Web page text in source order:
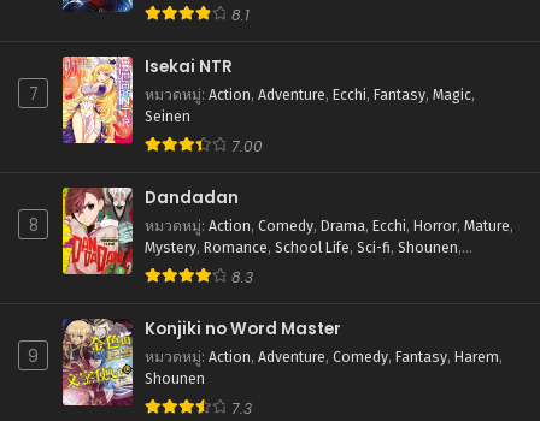
Supernatural 8.1
7
Isekai NTR
หมวดหมู่: Action, Adventure, Ecchi, Fantasy, Magic,
Seinen
7.00
8
Dandadan
หมวดหมู่: Action, Comedy, Drama, Ecchi, Horror, Mature,
Mystery, Romance, School Life, Sci-fi, Shounen,
Supernatural 8.3
9
Konjiki no Word Master
หมวดหมู่: Action, Adventure, Comedy, Fantasy, Harem,
Shounen
7.3